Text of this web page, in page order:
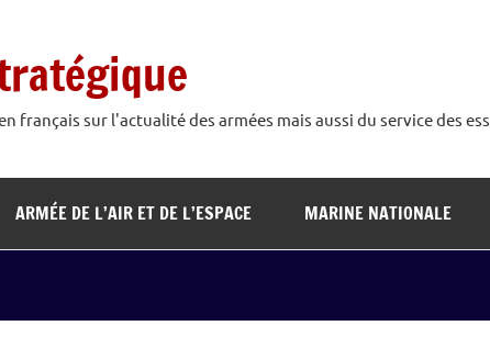
français sur l'actualité des armées mais aussi du service des
ARMÉE DE L’AIR ET DE L’ESPACE MARINE NATIONALE